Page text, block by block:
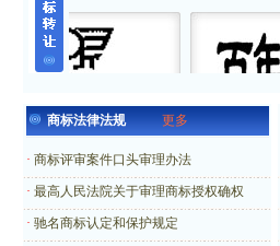
商标法律法规 更多
· 商标评审案件口头审理办法
· 最高人民法院关于审理商标授权确权
· 驰名商标认定和保护规定